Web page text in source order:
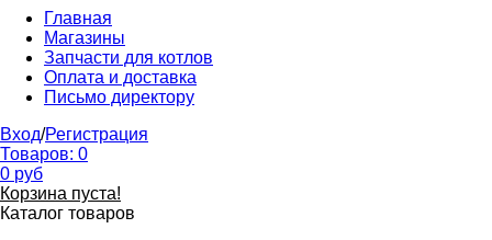
Главная
Магазины
Запчасти для котлов
Оплата и доставка
Письмо директору
Вход/Регистрация
Товаров: 0
0 руб
Корзина пуста!
Каталог товаров